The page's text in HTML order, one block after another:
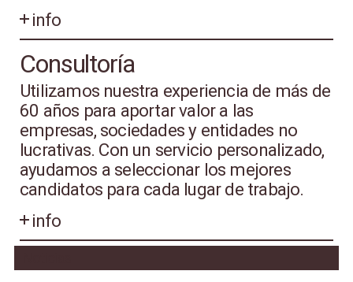
info
Consultoría
Utilizamos nuestra experiencia de más de
60 años para aportar valor a las
empresas, sociedades y entidades no
lucrativas. Con un servicio personalizado,
ayudamos a seleccionar los mejores
candidatos para cada lugar de trabajo.
info